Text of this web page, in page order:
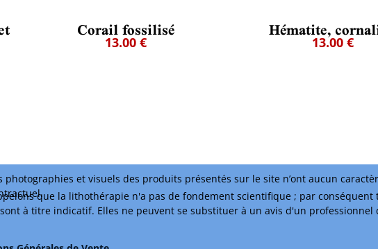
photographies et visuels des produits présentés sur le site n’ont aucun
que la lithothérapie n'a pas de fondement scientifique ; par conséquent
sont à titre indicatif. Elles ne peuvent se substituer à un avis d'un professionnel
Corail fossilisé
13.00 € Hématite,13.00 €